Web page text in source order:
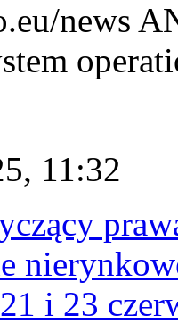
news
11:32
i 23